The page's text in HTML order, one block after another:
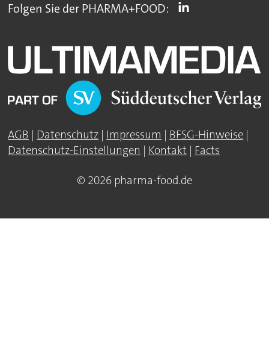
Folgen Sie der PHARMA+FOOD:
AGB | Datenschutz | Impressum | BFSG-Hinweise |
Datenschutz-Einstellungen | Kontakt | Facts
© 2026 pharma-food.de